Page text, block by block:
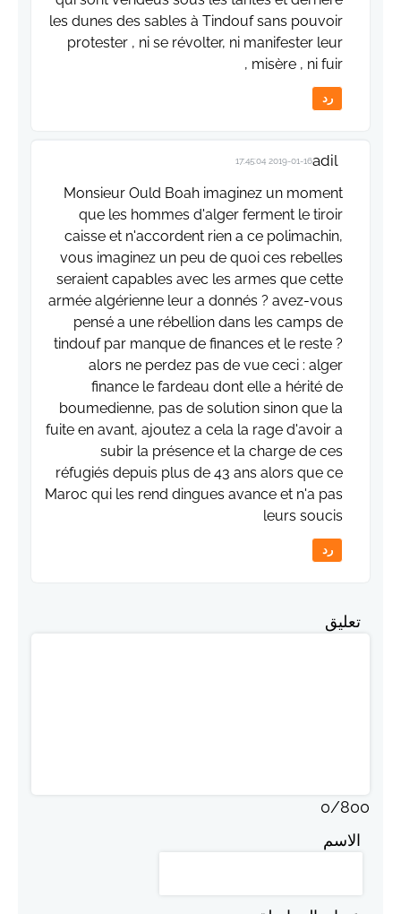
les dunes des sables à Tindouf sans pouvoir
protester , ni se révolter, ni manifester leur
misère , ni fuir ,
رد
adil
2019-01-16 17:45:04
Monsieur Ould Boah imaginez un moment
que les hommes d'alger ferment le tiroir
caisse et n'accordent rien a ce polimachin,
vous imaginez un peu de quoi ces rebelles
seraient capables avec les armes que cette
armée algérienne leur a donnés ? avez-vous
pensé a une rébellion dans les camps de
tindouf par manque de finances et le reste ?
alors ne perdez pas de vue ceci : alger
finance le fardeau dont elle a hérité de
boumedienne, pas de solution sinon que la
fuite en avant, ajoutez a cela la rage d'avoir a
subir la présence et la charge de ces
réfugiés depuis plus de 43 ans alors que ce
Maroc qui les rend dingues avance et n'a pas
leurs soucis
رد
تعليق
0/800
الاسم